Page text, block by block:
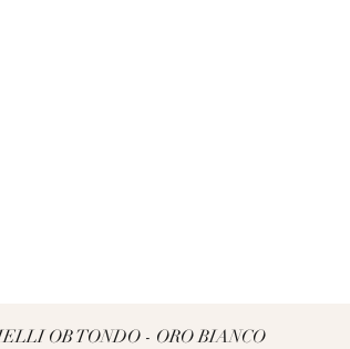
OB TONDO - ORO BIANCO